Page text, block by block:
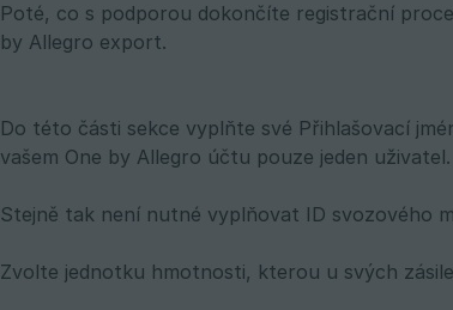
Poté, co s podporou dokončíte registrační
by Allegro export.
Do této části sekce vyplňte své Přihlašovací
vašem One by Allegro účtu pouze jeden uživatel.
Stejně tak není nutné vyplňovat ID svozového
Zvolte jednotku hmotnosti, kterou u svých